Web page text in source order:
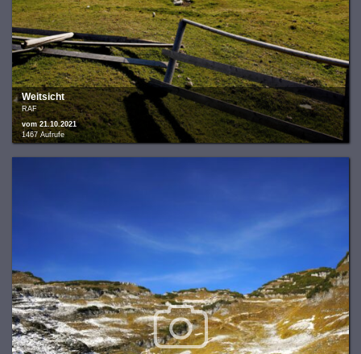
Weitsicht
RAF
vom 21.10.2021
1467 Aufrufe